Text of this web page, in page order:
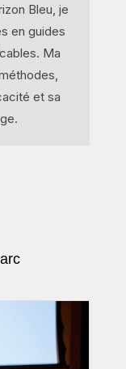
Bleu, je
en guides
Ma
et sa